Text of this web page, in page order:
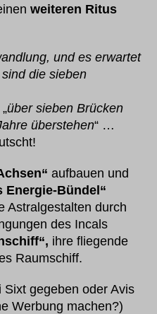
weiteren Ritus
und es erwartet
die sieben
über sieben Brücken
überstehen“ …
aufbauen und
Energie-Bündel“
Astralgestalten durch
des Incals
ihre fliegende
Raumschiff.
Sixt gegeben oder Avis
Werbung machen?)